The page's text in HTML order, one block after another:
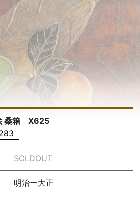
桑箱 X625
SOLDOUT
明治ー大正